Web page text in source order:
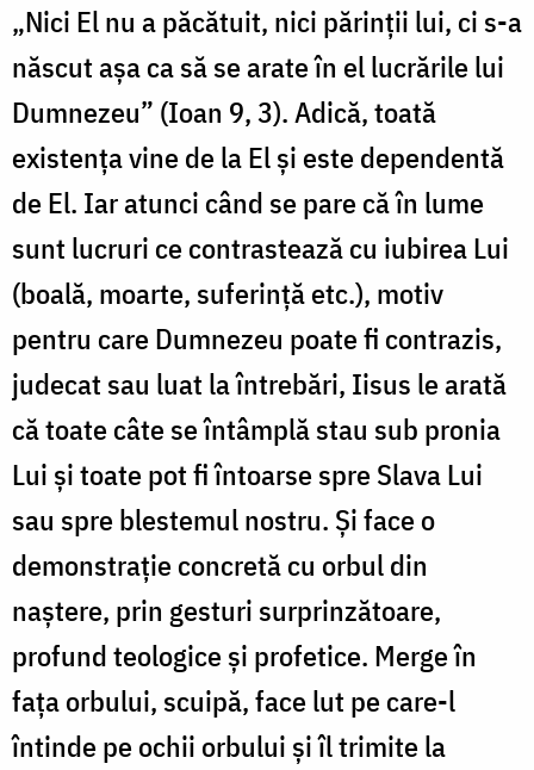
„Nici El nu a păcătuit, nici părinții lui, ci s-a
născut așa ca să se arate în el lucrările lui
Dumnezeu” (Ioan 9, 3). Adică, toată
existența vine de la El și este dependentă
de El. Iar atunci când se pare că în lume
sunt lucruri ce contrastează cu iubirea Lui
(boală, moarte, suferință etc.), motiv
pentru care Dumnezeu poate fi contrazis,
judecat sau luat la întrebări, Iisus le arată
că toate câte se întâmplă stau sub pronia
Lui și toate pot fi întoarse spre Slava Lui
sau spre blestemul nostru. Și face o
demonstrație concretă cu orbul din
naștere, prin gesturi surprinzătoare,
profund teologice și profetice. Merge în
fața orbului, scuipă, face lut pe care-l
întinde pe ochii orbului și îl trimite la